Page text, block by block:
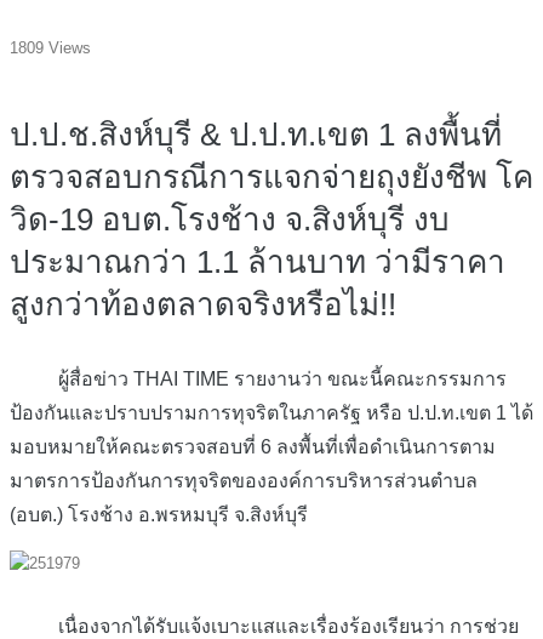
1809 Views
ป.ป.ช.สิงห์บุรี & ป.ป.ท.เขต 1 ลงพื้นที่
ตรวจสอบกรณีการแจกจ่ายถุงยังชีพ โค
วิด-19 อบต.โรงช้าง จ.สิงห์บุรี งบ
ประมาณกว่า 1.1 ล้านบาท ว่ามีราคา
สูงกว่าท้องตลาดจริงหรือไม่!!
ผู้สื่อข่าว THAI TIME รายงานว่า ขณะนี้คณะกรรมการ
ป้องกันและปราบปรามการทุจริตในภาครัฐ หรือ ป.ป.ท.เขต 1 ได้
มอบหมายให้คณะตรวจสอบที่ 6 ลงพื้นที่เพื่อดำเนินการตาม
มาตรการป้องกันการทุจริตขององค์การบริหารส่วนตำบล
(อบต.) โรงช้าง อ.พรหมบุรี จ.สิงห์บุรี
เนื่องจากได้รับแจ้งเบาะแสและเรื่องร้องเรียนว่า การช่วย